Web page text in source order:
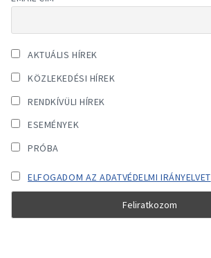
AKTUÁLIS HÍREK
KÖZLEKEDÉSI HÍREK
RENDKÍVÜLI HÍREK
ESEMÉNYEK
PRÓBA
ELFOGADOM AZ ADATVÉDELMI IRÁNYELVET